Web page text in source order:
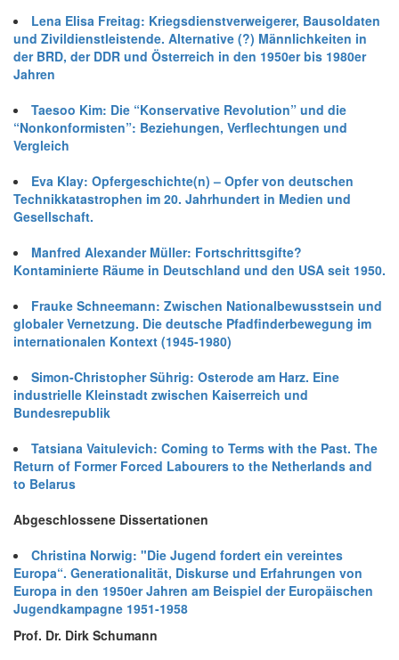
Lena Elisa Freitag: Kriegsdienstverweigerer, Bausoldaten
und Zivildienstleistende. Alternative (?) Männlichkeiten in
der BRD, der DDR und Österreich in den 1950er bis 1980er
Jahren
Taesoo Kim: Die “Konservative Revolution” und die
“Nonkonformisten”: Beziehungen, Verflechtungen und
Vergleich
Eva Klay: Opfergeschichte(n) – Opfer von deutschen
Technikkatastrophen im 20. Jahrhundert in Medien und
Gesellschaft.
Manfred Alexander Müller: Fortschrittsgifte?
Kontaminierte Räume in Deutschland und den USA seit 1950.
Frauke Schneemann: Zwischen Nationalbewusstsein und
globaler Vernetzung. Die deutsche Pfadfinderbewegung im
internationalen Kontext (1945-1980)
Simon-Christopher Sührig: Osterode am Harz. Eine
industrielle Kleinstadt zwischen Kaiserreich und
Bundesrepublik
Tatsiana Vaitulevich: Coming to Terms with the Past. The
Return of Former Forced Labourers to the Netherlands and
to Belarus
Abgeschlossene Dissertationen
Christina Norwig: "Die Jugend fordert ein vereintes
Europa“. Generationalität, Diskurse und Erfahrungen von
Europa in den 1950er Jahren am Beispiel der Europäischen
Jugendkampagne 1951-1958
Prof. Dr. Dirk Schumann